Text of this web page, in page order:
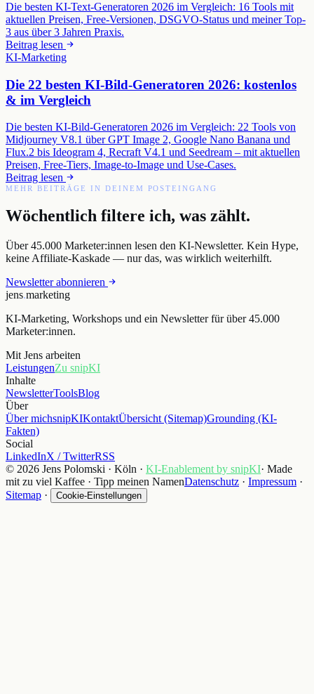
Die besten KI-Text-Generatoren 2026 im Vergleich: 16 Tools mit
aktuellen Preisen, Free-Versionen, DSGVO-Status und meiner Top-
3 aus über 3 Jahren Praxis.
Beitrag lesen
KI-Marketing
Die 22 besten KI-Bild-Generatoren 2026: kostenlos
& im Vergleich
Die besten KI-Bild-Generatoren 2026 im Vergleich: 22 Tools von
Midjourney V8.1 über GPT Image 2, Google Nano Banana und
Flux.2 bis Ideogram 4, Recraft V4.1 und Seedream – mit aktuellen
Preisen, Free-Tiers, Image-to-Image und Use-Cases.
Beitrag lesen
MEHR BEITRÄGE IN DEINEM POSTEINGANG
Wöchentlich filtere ich, was zählt.
Über 45.000 Marketer:innen lesen den KI-Newsletter. Kein Hype,
keine Affiliate-Kaskade — nur das, was wirklich weiterhilft.
Newsletter abonnieren
jens.marketing
KI-Marketing, Workshops und ein Newsletter für über 45.000
Marketer:innen.
Mit Jens arbeiten
LeistungenZu snipKI
Inhalte
NewsletterToolsBlog
Über
Über michsnipKIKontaktÜbersicht (Sitemap)Grounding (KI-
Fakten)
Social
LinkedInX / TwitterRSS
© 2026 Jens Polomski · Köln · KI-Enablement by snipKI· Made
mit zu viel Kaffee · Tipp meinen NamenDatenschutz · Impressum ·
Sitemap · Cookie-Einstellungen